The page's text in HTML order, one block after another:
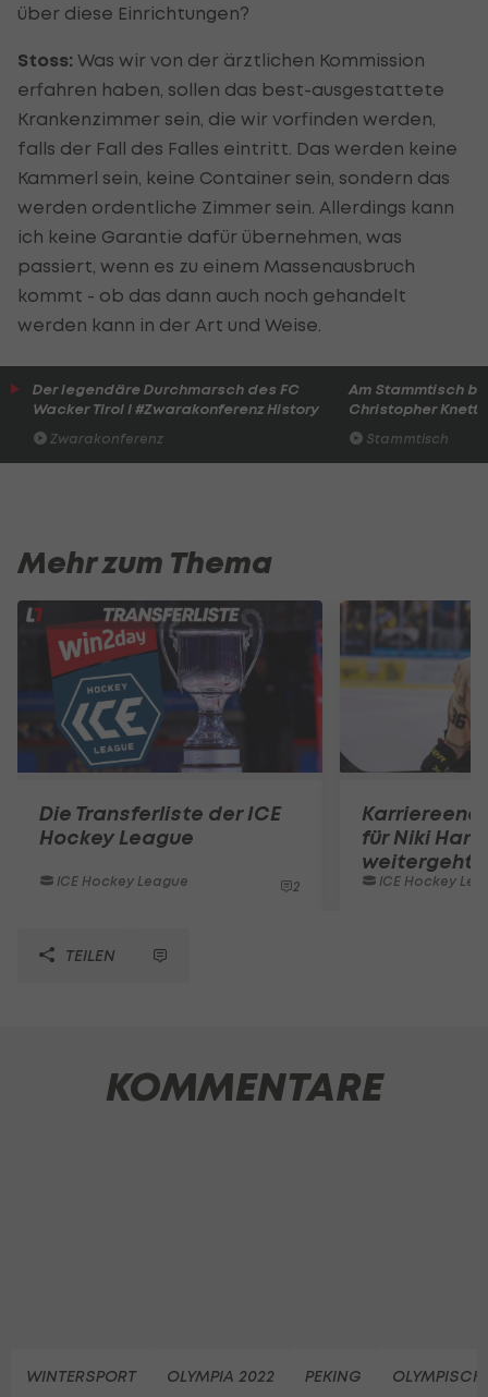
über diese Einrichtungen?
Stoss: Was wir von der ärztlichen Kommission
erfahren haben, sollen das best-ausgestattete
Krankenzimmer sein, die wir vorfinden werden,
falls der Fall des Falles eintritt. Das werden keine
Kammerl sein, keine Container sein, sondern das
werden ordentliche Zimmer sein. Allerdings kann
ich keine Garantie dafür übernehmen, was
passiert, wenn es zu einem Massenausbruch
kommt - ob das dann auch noch gehandelt
werden kann in der Art und Weise.
Der legendäre Durchmarsch des FC
Wacker Tirol I #Zwarakonferenz History
Zwarakonferenz
Am Stammtisch
Christopher Knett
Stammtisch
Mehr zum Thema
Die Transferliste der ICE
Hockey League
ICE Hockey League 2
für Niki Hartl
weitergeht
ICE Hockey
TEILEN
KOMMENTARE
WINTERSPORT OLYMPIA 2022 PEKING